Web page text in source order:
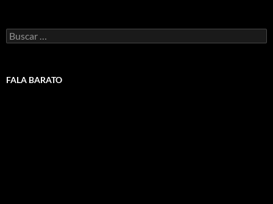
Buscar:
FALA BARATO